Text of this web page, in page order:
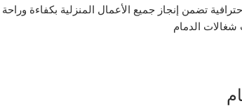
تضمن إنجاز جميع الأعمال المنزلية بكفاءة
شغالات الدمام